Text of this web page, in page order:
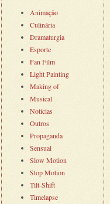
Animação
Culinária
Dramaturgia
Esporte
Fan Film
Light Painting
Making of
Musical
Notícias
Outros
Propaganda
Sensual
Slow Motion
Stop Motion
Tilt-Shift
Timelapse